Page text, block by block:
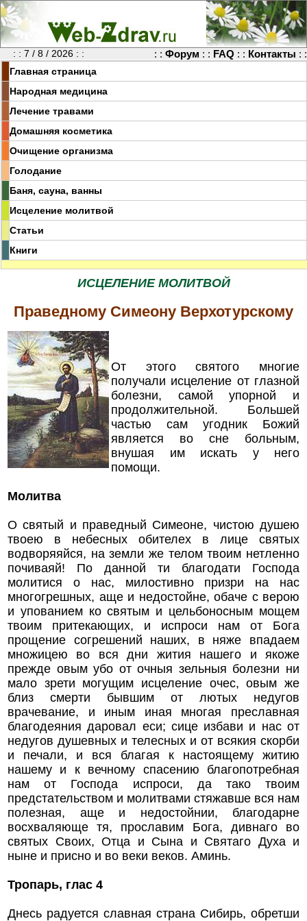
: : 7 / 8 / 2026 : : : : Форум : : FAQ : : Контакты : :
Главная страница
Народная медицина
Лечение травами
Домашняя косметика
Очищение организма
Голодание
Баня, сауна, ванны
Исцеление молитвой
Статьи
Книги
ИСЦЕЛЕНИЕ МОЛИТВОЙ
Праведному Симеону Верхотурскому
От этого святого многие
получали исцеление от глазной
болезни, самой упорной и
продолжительной. Большей
частью сам угодник Божий
является во сне больным,
внушая им искать у него
помощи.
Молитва
О святый и праведный Симеоне, чистою душею
твоею в небесных обителех в лице святых
водворяяйся, на земли же телом твоим нетленно
почиваяй! По данной ти благодати Господа
молитися о нас, милостивно призри на нас
многогрешных, аще и недостойне, обаче с верою
и упованием ко святым и цельбоносным мощем
твоим притекающих, и испроси нам от Бога
прощение согрешений наших, в няже впадаем
множицею во вся дни жития нашего и якоже
прежде овым убо от очныя зельныя болезни ни
мало зрети могущим исцеление очес, овым же
близ смерти бывшим от лютых недугов
врачевание, и иным иная многая преславная
благодеяния даровал еси; сице избави и нас от
недугов душевных и телесных и от всякия скорби
и печали, и вся благая к настоящему житию
нашему и к вечному спасению благопотребная
нам от Господа испроси, да тако твоим
предстательством и молитвами стяжавше вся нам
полезная, аще и недостойнии, благодарне
восхваляюще тя, прославим Бога, дивнаго во
святых Своих, Отца и Сына и Святаго Духа и
ныне и присно и во веки веков. Аминь.
Тропарь, глас 4
Днесь радуется славная страна Сибирь, обретши